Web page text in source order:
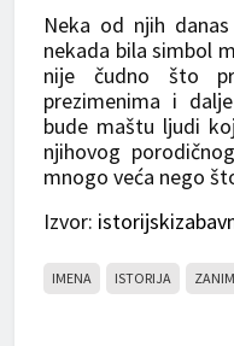
Neka od njih
nekada bila simbol
nije čudno što
prezimenima i
bude maštu ljudi
njihovog
mnogo veća nego
Izvor:
IMENA ISTORIJA